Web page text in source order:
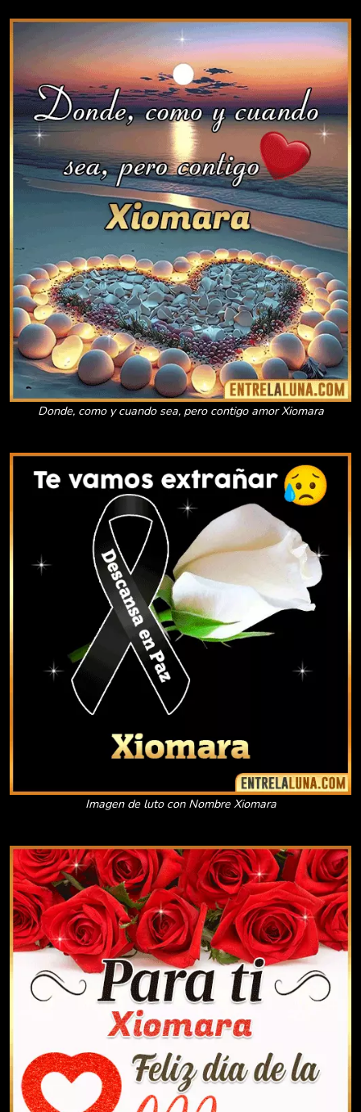
Donde, como y cuando sea, pero contigo amor Xiomara
Imagen de luto con Nombre Xiomara